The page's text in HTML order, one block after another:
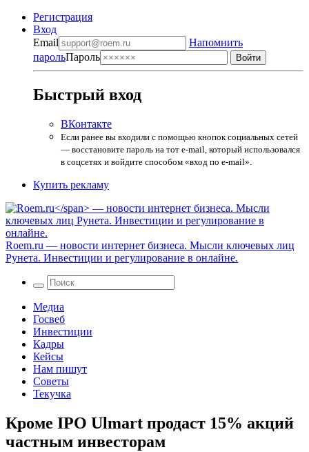
Регистрация
Вход
Email
Напомнить
парольПароль
Быстрый вход
ВКонтакте
Если ранее вы входили с помощью кнопок социальных сетей
— восстановите пароль на тот e-mail, который использовался
в соцсетях и войдите способом «вход по e-mail».
Купить рекламу
Roem.ru — новости интернет бизнеса. Мысли ключевых лиц
Рунета. Инвестиции и регулирование в онлайне.
Медиа
Госвеб
Инвестиции
Кадры
Кейсы
Нам пишут
Советы
Текучка
Кроме IPO Ulmart продаст 15% акций
частным инвесторам